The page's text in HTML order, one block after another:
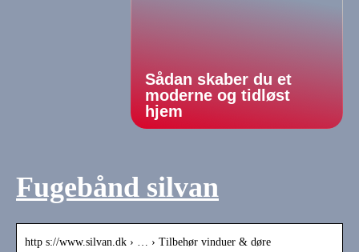
Sådan skaber du et
moderne og tidløst
hjem
Fugebånd silvan
http s://www.silvan.dk › … › Tilbehør vinduer & døre